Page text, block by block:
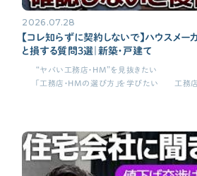
契約後の注意点
時事ネタ・裏話
CONTENTS
コンテンツから探す
記事で学ぶ
2026.07.28
【コレ知らずに契約しないで】ハウスメー
と損する質問3選｜新築・戸建て
“ヤバい工務店・HM”を見抜きたい
「工務店・HMの選び方」を学びたい
工務